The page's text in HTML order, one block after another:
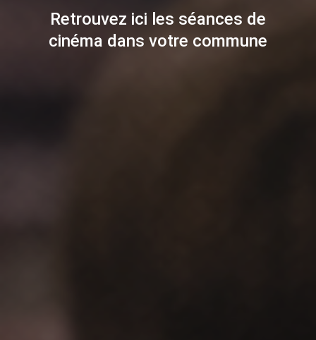
Retrouvez ici les séances de
cinéma dans votre commune